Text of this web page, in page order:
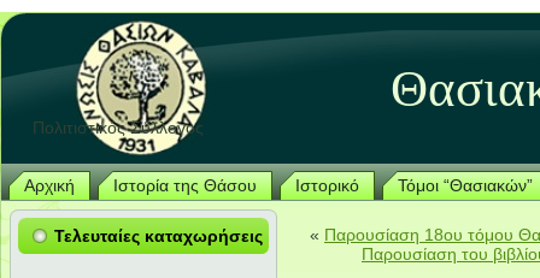
Πολιτιστικός Σύλλογος
Αρχική Ιστορία της Θάσου Ιστορικό Τόμοι “Θασιακών”
Τελευταίες καταχωρήσεις « Παρουσίαση 18ου τόμου
Παρουσίαση του